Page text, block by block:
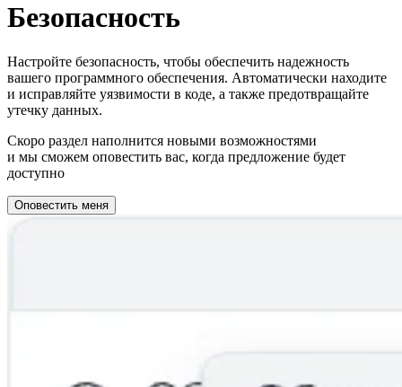
Безопасность
Настройте безопасность, чтобы обеспечить надежность
вашего программного обеспечения. Автоматически находите
и исправляйте уязвимости в коде, а также предотвращайте
утечку данных.
Скоро раздел наполнится новыми возможностями
и мы сможем оповестить вас, когда предложение будет
доступно
Оповестить меня